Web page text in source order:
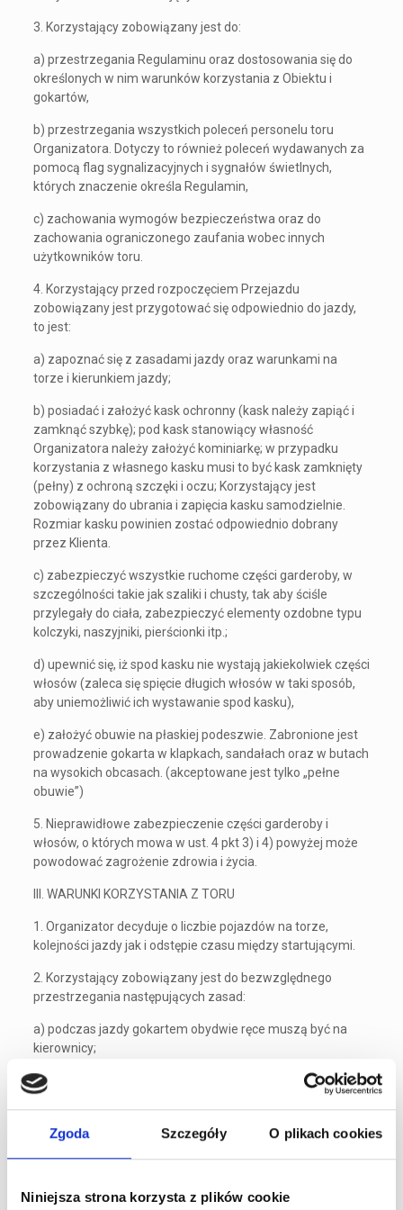
Zgoda Szczegóły O plikach cookies
Niniejsza strona korzysta z plików cookie
3. Korzystający zobowiązany jest do:
a) przestrzegania Regulaminu oraz dostosowania się do
określonych w nim warunków korzystania z Obiektu i
gokartów,
b) przestrzegania wszystkich poleceń personelu toru
Organizatora. Dotyczy to również poleceń wydawanych za
pomocą flag sygnalizacyjnych i sygnałów świetlnych,
których znaczenie określa Regulamin,
c) zachowania wymogów bezpieczeństwa oraz do
zachowania ograniczonego zaufania wobec innych
użytkowników toru.
4. Korzystający przed rozpoczęciem Przejazdu
zobowiązany jest przygotować się odpowiednio do jazdy,
to jest:
a) zapoznać się z zasadami jazdy oraz warunkami na
torze i kierunkiem jazdy;
b) posiadać i założyć kask ochronny (kask należy zapiąć i
zamknąć szybkę); pod kask stanowiący własność
Organizatora należy założyć kominiarkę; w przypadku
korzystania z własnego kasku musi to być kask zamknięty
(pełny) z ochroną szczęki i oczu; Korzystający jest
zobowiązany do ubrania i zapięcia kasku samodzielnie.
Rozmiar kasku powinien zostać odpowiednio dobrany
przez Klienta.
c) zabezpieczyć wszystkie ruchome części garderoby, w
szczególności takie jak szaliki i chusty, tak aby ściśle
przylegały do ciała, zabezpieczyć elementy ozdobne typu
kolczyki, naszyjniki, pierścionki itp.;
d) upewnić się, iż spod kasku nie wystają jakiekolwiek części
włosów (zaleca się spięcie długich włosów w taki sposób,
aby uniemożliwić ich wystawanie spod kasku),
e) założyć obuwie na płaskiej podeszwie. Zabronione jest
prowadzenie gokarta w klapkach, sandałach oraz w butach
na wysokich obcasach. (akceptowane jest tylko „pełne
obuwie”)
5. Nieprawidłowe zabezpieczenie części garderoby i
włosów, o których mowa w ust. 4 pkt 3) i 4) powyżej może
powodować zagrożenie zdrowia i życia.
III. WARUNKI KORZYSTANIA Z TORU
1. Organizator decyduje o liczbie pojazdów na torze,
kolejności jazdy jak i odstępie czasu między startującymi.
2. Korzystający zobowiązany jest do bezwzględnego
przestrzegania następujących zasad:
a) podczas jazdy gokartem obydwie ręce muszą być na
kierownicy;
b) prawy pedał w gokarcie służy do przyspieszania;
c) lewy pedał w gokarcie służy do hamowania;
d) odległość między gokartami podczas Przejazdu
powinna wynosić, co najmniej 5 metrów;
e) nie wolno dotykać silnika, wydechu oraz innych gorących